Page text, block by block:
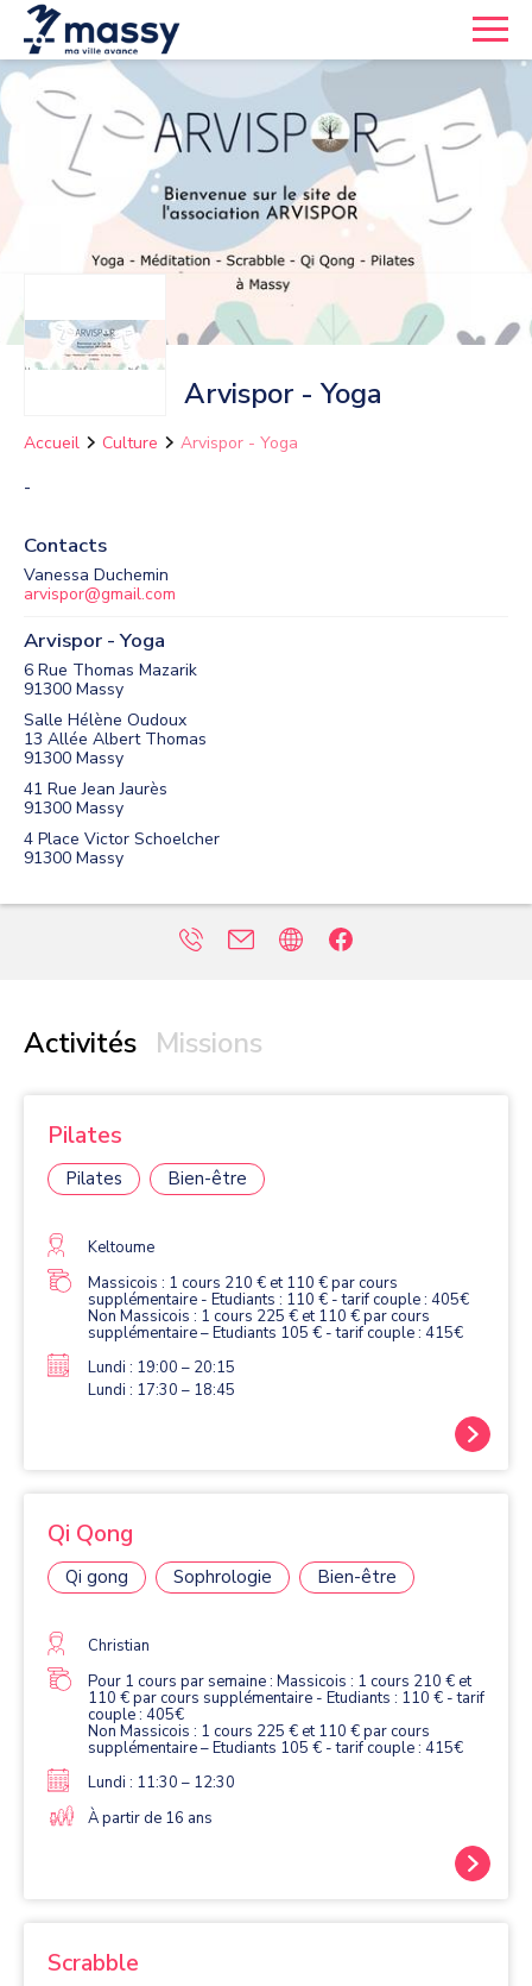
Arvispor - Yoga
Accueil Culture Arvispor - Yoga
-
Contacts
Vanessa Duchemin
arvispor@gmail.com
Arvispor - Yoga
6 Rue Thomas Mazarik
91300 Massy
Salle Hélène Oudoux
13 Allée Albert Thomas
91300 Massy
41 Rue Jean Jaurès
91300 Massy
4 Place Victor Schoelcher
91300 Massy
Activités Missions
Pilates
Pilates Bien-être
Keltoume
Massicois : 1 cours 210 € et 110 € par cours
supplémentaire - Etudiants : 110 € - tarif couple : 405€
Non Massicois : 1 cours 225 € et 110 € par cours
Lundi : 19:00 – 20:15
Lundi : 17:30 – 18:45
Qi Qong
Qi gong Sophrologie Bien-être
Christian
Pour 1 cours par semaine : Massicois : 1 cours 210 € et
110 € par cours supplémentaire - Etudiants : 110 € - tarif
couple : 405€
Non Massicois : 1 cours 225 € et 110 € par cours
supplémentaire – Etudiants 105 € - tarif couple : 415€
Lundi : 11:30 – 12:30
À partir de 16 ans
Scrabble